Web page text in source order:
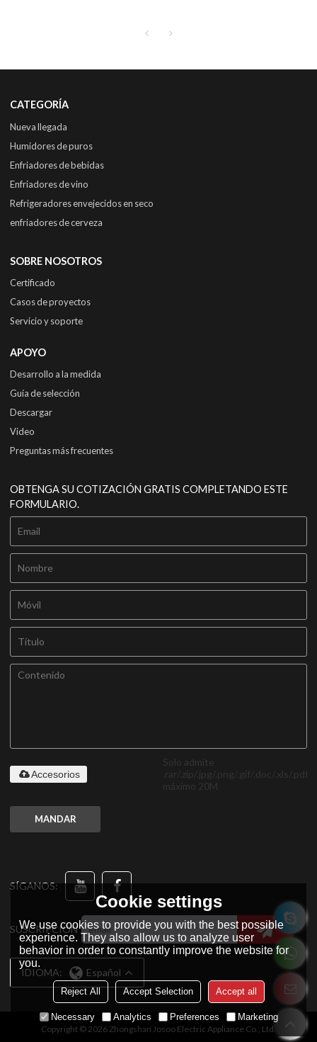
CATEGORÍA
Nueva llegada
Humidores de puros
Enfriadores de bebidas
Enfriadores de vino
Refrigeradores envejecidos en seco
enfriadores de cerveza
SOBRE NOSOTROS
Certificado
Casos de proyectos
Servicio y soporte
APOYO
Desarrollo a la medida
Guía de selección
Descargar
Video
Preguntas más frecuentes
OBTENGA SU COTIZACIÓN GRATIS COMPLETANDO ESTE
FORMULARIO.
Solo admite
.rar/.zip/.jpg/.png/.gif/.doc/.xls/.pdf,
máximo 20M
Accesorios
MANDAR
SÍGANOS:
SUSCRIPCIÓN
IDIOMA: Español
Copyright © 2026 Zhongshan Josoo Electric Appliance Co., Ltd.
Cookie settings
We use cookies to provide you with the best possible
experience. They also allow us to analyze user
behavior in order to constantly improve the website for
you.
Reject All Accept Selection Accept all
Necessary Analytics Preferences Marketing